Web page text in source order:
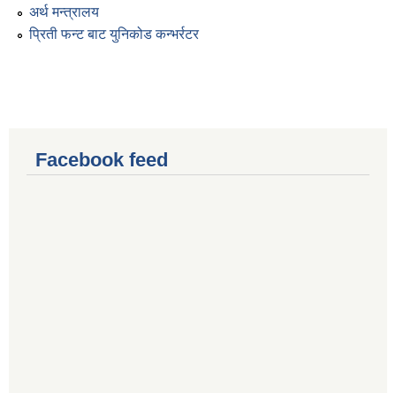
अर्थ मन्त्रालय
प्रिती फन्ट बाट युनिकोड कन्भर्रटर
Facebook feed